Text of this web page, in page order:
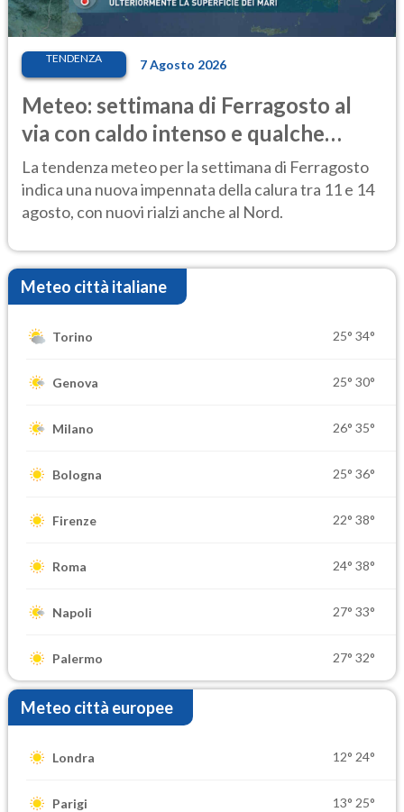
TENDENZA 7 Agosto 2026
Meteo: settimana di Ferragosto al
via con caldo intenso e qualche
temporale
La tendenza meteo per la settimana di Ferragosto
indica una nuova impennata della calura tra 11 e 14
agosto, con nuovi rialzi anche al Nord.
Meteo città italiane
Torino 25° 34°
Genova 25° 30°
Milano 26° 35°
Bologna 25° 36°
Firenze 22° 38°
Roma 24° 38°
Napoli 27° 33°
Palermo 27° 32°
Meteo città europee
Londra 12° 24°
Parigi 13° 25°